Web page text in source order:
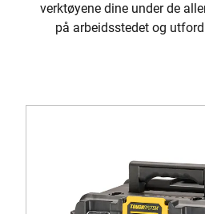
verktøyene dine under de
på arbeidsstedet og